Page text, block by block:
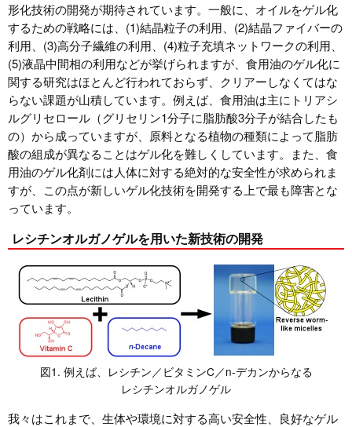
形化技術の開発が期待されています。一般に、オイルをゲル化
するための戦略には、(1)結晶粒子の利用、(2)結晶ファイバーの
利用、(3)高分子繊維の利用、(4)粒子充填ネットワークの利用、
(5)液晶中間相の利用などが挙げられますが、食用油のゲル化に
関する研究はほとんど行われておらず、クリアーしなくてはな
らない課題が山積しています。例えば、食用油は主にトリアシ
ルグリセロール（グリセリン1分子に脂肪酸3分子が結合したも
の）から成っていますが、原料となる植物の種類によって脂肪
酸の組成が異なることはゲル化を難しくしています。また、食
用油のゲル化剤には人体に対する絶対的な安全性が求められま
すが、この点が新しいゲル化技術を開発する上で最も障害とな
っています。
レシチンオルガノゲルを用いた新技術の開発
図1. 例えば、レシチン／ビタミンC／n-デカンからなる
レシチンオルガノゲル
我々はこれまで、生体や環境に対する高い安全性、良好なゲル